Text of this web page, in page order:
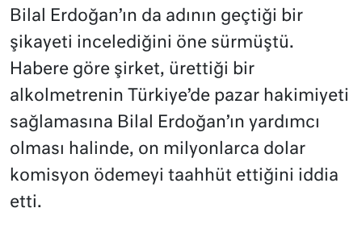
Bilal Erdoğan’ın da adının geçtiği bir
şikayeti incelediğini öne sürmüştü.
Habere göre şirket, ürettiği bir
alkolmetrenin Türkiye’de pazar hakimiyeti
sağlamasına Bilal Erdoğan’ın yardımcı
olması halinde, on milyonlarca dolar
komisyon ödemeyi taahhüt ettiğini iddia
etti.